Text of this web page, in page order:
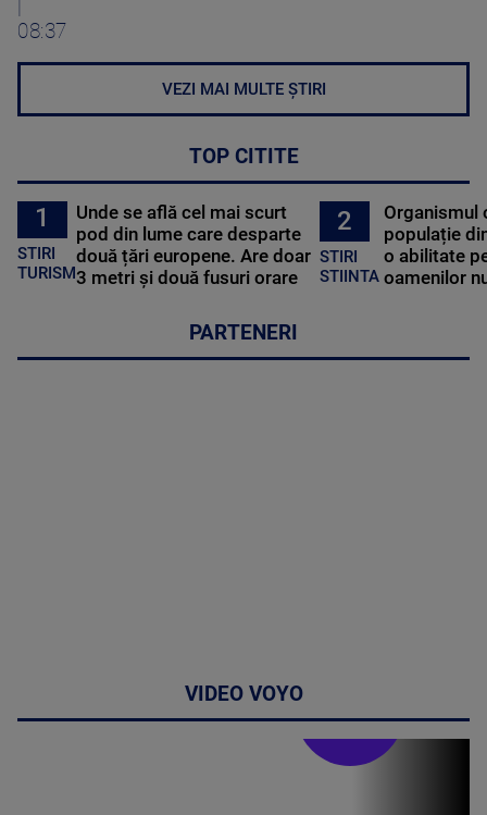
08:37
VEZI MAI MULTE ȘTIRI
TOP CITITE
1
STIRI
TURISM
Unde se află cel mai scurt
pod din lume care desparte
două țări europene. Are doar
3 metri și două fusuri orare
2
STIRI
STIINTA
Organismul
populație
o abilitate
oamenilor
PARTENERI
VIDEO VOYO